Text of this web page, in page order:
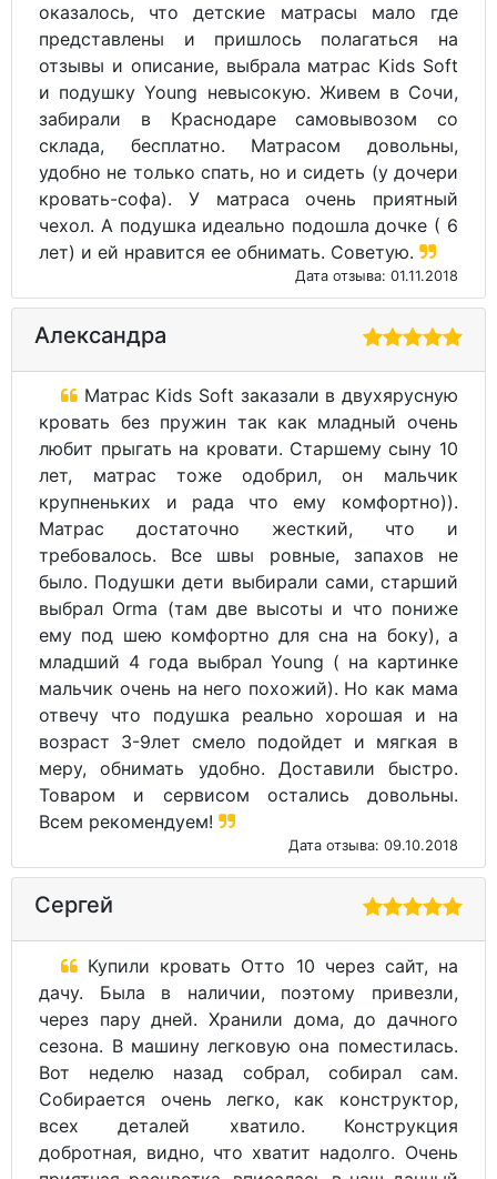
оказалось, что детские матрасы мало где
представлены и пришлось полагаться на
отзывы и описание, выбрала матрас Kids Soft
и подушку Young невысокую. Живем в Сочи,
забирали в Краснодаре самовывозом со
склада, бесплатно. Матрасом довольны,
удобно не только спать, но и сидеть (у дочери
кровать-софа). У матраса очень приятный
чехол. А подушка идеально подошла дочке ( 6
лет) и ей нравится ее обнимать. Советую.
Дата отзыва: 01.11.2018
Александра
Матрас Kids Soft заказали в двухярусную
кровать без пружин так как младный очень
любит прыгать на кровати. Старшему сыну 10
лет, матрас тоже одобрил, он мальчик
крупненьких и рада что ему комфортно)).
Матрас достаточно жесткий, что и
требовалось. Все швы ровные, запахов не
было. Подушки дети выбирали сами, старший
выбрал Orma (там две высоты и что пониже
ему под шею комфортно для сна на боку), а
младший 4 года выбрал Young ( на картинке
мальчик очень на него похожий). Но как мама
отвечу что подушка реально хорошая и на
возраст 3-9лет смело подойдет и мягкая в
меру, обнимать удобно. Доставили быстро.
Товаром и сервисом остались довольны.
Всем рекомендуем!
Дата отзыва: 09.10.2018
Сергей
Купили кровать Отто 10 через сайт, на
дачу. Была в наличии, поэтому привезли,
через пару дней. Хранили дома, до дачного
сезона. В машину легковую она поместилась.
Вот неделю назад собрал, собирал сам.
Собирается очень легко, как конструктор,
всех деталей хватило. Конструкция
добротная, видно, что хватит надолго. Очень